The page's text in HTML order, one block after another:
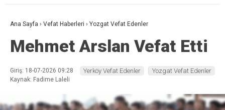
Ana Sayfa › Vefat Haberleri › Yozgat Vefat Edenler
Mehmet Arslan Vefat Etti
Giriş: 18-07-2026 09:28
Kaynak: Fadime Laleli
Yerköy Vefat Edenler Yozgat Vefat Edenler